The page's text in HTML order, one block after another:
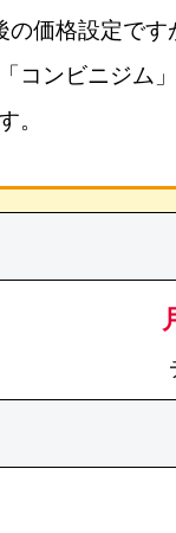
の価格設定で
コンビニジム
。